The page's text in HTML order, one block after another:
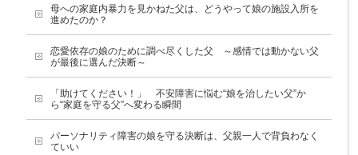
母への家庭内暴力を見かねた父は、どうやって娘の施設入所を
進めたのか？
恋愛依存の娘のために調べ尽くした父 ～感情では動かない父
が最後に選んだ決断～
「助けてください！」 不安障害に悩む“娘を治したい父”か
ら“家庭を守る父”へ変わる瞬間
パーソナリティ障害の娘を守る決断は、父親一人で背負わなく
ていい